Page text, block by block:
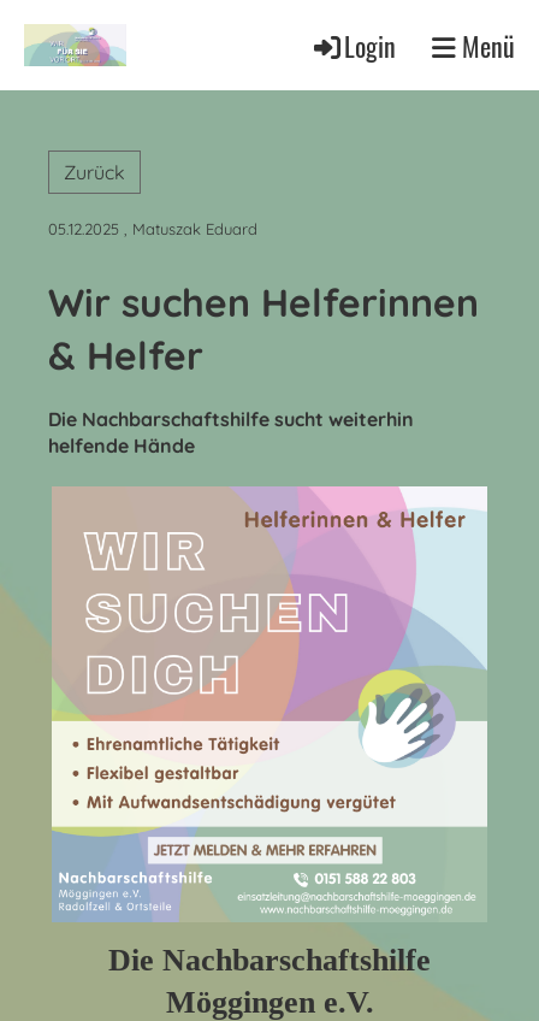
Login Menü
Zurück
05.12.2025 , Matuszak Eduard
Wir suchen Helferinnen
& Helfer
Die Nachbarschaftshilfe sucht weiterhin
helfende Hände
Die Nachbarschaftshilfe
Möggingen e.V.